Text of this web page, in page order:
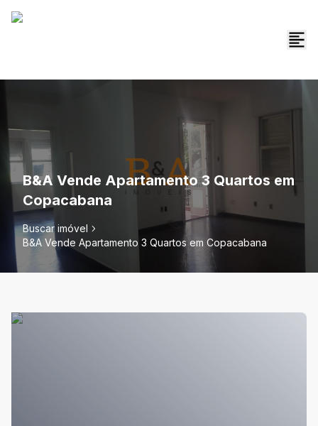
B&A Vende Apartamento 3 Quartos em
Copacabana
Buscar imóvel
B&A Vende Apartamento 3 Quartos em Copacabana